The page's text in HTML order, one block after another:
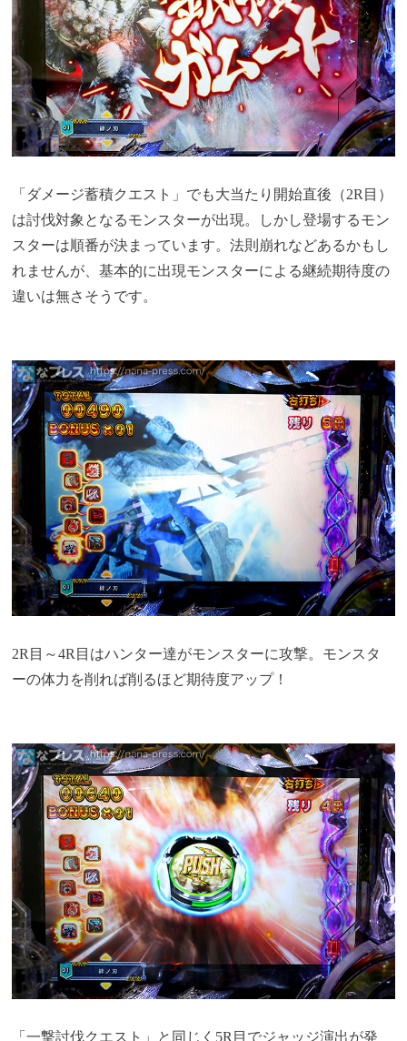
「ダメージ蓄積クエスト」でも大当たり開始直後（2R目）
は討伐対象となるモンスターが出現。しかし登場するモン
スターは順番が決まっています。法則崩れなどあるかもし
れませんが、基本的に出現モンスターによる継続期待度の
違いは無さそうです。
2R目～4R目はハンター達がモンスターに攻撃。モンスタ
ーの体力を削れば削るほど期待度アップ！
「一撃討伐クエスト」と同じく5R目でジャッジ演出が発